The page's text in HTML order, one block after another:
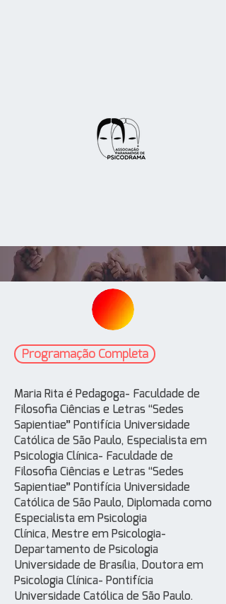
Programação Completa
Maria Rita é Pedagoga- Faculdade de
Filosofia Ciências e Letras “Sedes
Sapientiae” Pontifícia Universidade
Católica de São Paulo, Especialista em
Psicologia Clínica- Faculdade de
Filosofia Ciências e Letras “Sedes
Sapientiae” Pontifícia Universidade
Católica de São Paulo, Diplomada como
Especialista em Psicologia
Clínica, Mestre em Psicologia-
Departamento de Psicologia
Universidade de Brasília, Doutora em
Psicologia Clínica- Pontifícia
Universidade Católica de São Paulo.